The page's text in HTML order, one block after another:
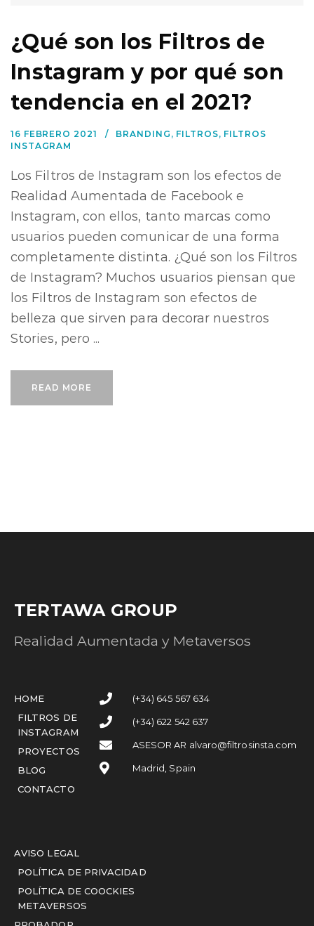
¿Qué son los Filtros de
Instagram y por qué son
tendencia en el 2021?
16 FEBRERO 2021 BRANDING , FILTROS, FILTROS
INSTAGRAM
Los Filtros de Instagram son los efectos de
Realidad Aumentada de Facebook e
Instagram, con ellos, tanto marcas como
usuarios pueden comunicar de una forma
completamente distinta. ¿Qué son los Filtros
de Instagram? Muchos usuarios piensan que
los Filtros de Instagram son efectos de
belleza que sirven para decorar nuestros
Stories, pero ...
READ MORE
TERTAWA GROUP
Realidad Aumentada y Metaversos
HOME
FILTROS DE
INSTAGRAM
PROYECTOS
BLOG
CONTACTO
(+34) 645 567 634
(+34) 622 542 637
ASESOR AR alvaro@filtrosinsta.com
Madrid, Spain
AVISO LEGAL
POLÍTICA DE PRIVACIDAD
POLÍTICA DE COOCKIES
METAVERSOS